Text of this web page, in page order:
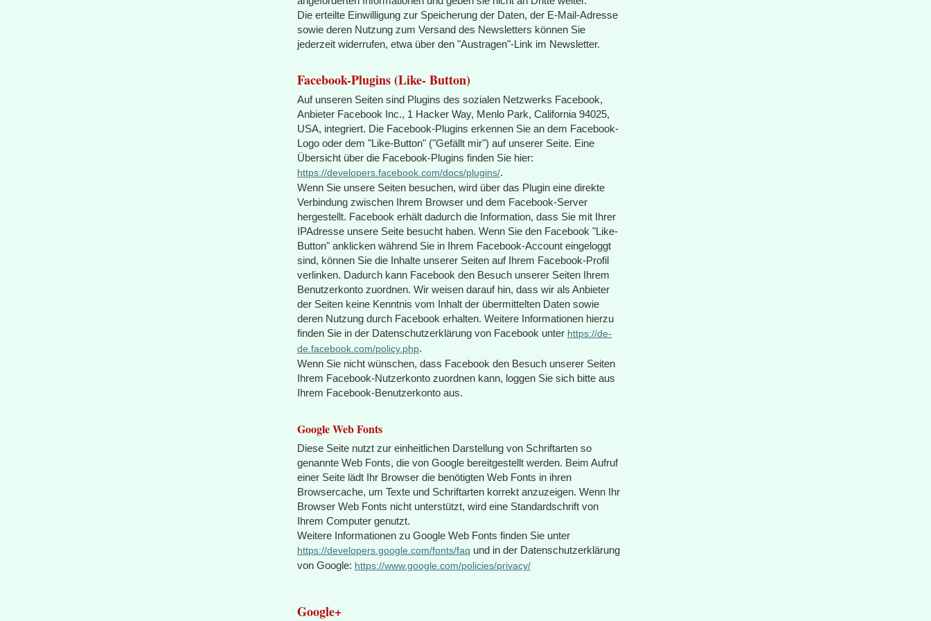
Die erteilte Einwilligung zur Speicherung der Daten, der E-Mail-Adresse
sowie deren Nutzung zum Versand des Newsletters können Sie
jederzeit widerrufen, etwa über den "Austragen"-Link im Newsletter.
Facebook-Plugins (Like- Button)
Auf unseren Seiten sind Plugins des sozialen Netzwerks Facebook,
Anbieter Facebook Inc., 1 Hacker Way, Menlo Park, California 94025,
USA, integriert. Die Facebook-Plugins erkennen Sie an dem Facebook-
Logo oder dem "Like-Button" ("Gefällt mir") auf unserer Seite. Eine
Übersicht über die Facebook-Plugins finden Sie hier:
https://developers.facebook.com/docs/plugins/.
Wenn Sie unsere Seiten besuchen, wird über das Plugin eine direkte
Verbindung zwischen Ihrem Browser und dem Facebook-Server
hergestellt. Facebook erhält dadurch die Information, dass Sie mit Ihrer
IPAdresse unsere Seite besucht haben. Wenn Sie den Facebook "Like-
Button" anklicken während Sie in Ihrem Facebook-Account eingeloggt
sind, können Sie die Inhalte unserer Seiten auf Ihrem Facebook-Profil
verlinken. Dadurch kann Facebook den Besuch unserer Seiten Ihrem
Benutzerkonto zuordnen. Wir weisen darauf hin, dass wir als Anbieter
der Seiten keine Kenntnis vom Inhalt der übermittelten Daten sowie
deren Nutzung durch Facebook erhalten. Weitere Informationen hierzu
finden Sie in der Datenschutzerklärung von Facebook unter https://de-
de.facebook.com/policy.php.
Wenn Sie nicht wünschen, dass Facebook den Besuch unserer Seiten
Ihrem Facebook-Nutzerkonto zuordnen kann, loggen Sie sich bitte aus
Ihrem Facebook-Benutzerkonto aus.
Google Web Fonts
Diese Seite nutzt zur einheitlichen Darstellung von Schriftarten so
genannte Web Fonts, die von Google bereitgestellt werden. Beim Aufruf
einer Seite lädt Ihr Browser die benötigten Web Fonts in ihren
Browsercache, um Texte und Schriftarten korrekt anzuzeigen. Wenn Ihr
Browser Web Fonts nicht unterstützt, wird eine Standardschrift von
Ihrem Computer genutzt.
Weitere Informationen zu Google Web Fonts finden Sie unter
https://developers.google.com/fonts/faq und in der Datenschutzerklärung
von Google: https://www.google.com/policies/privacy/
Google+